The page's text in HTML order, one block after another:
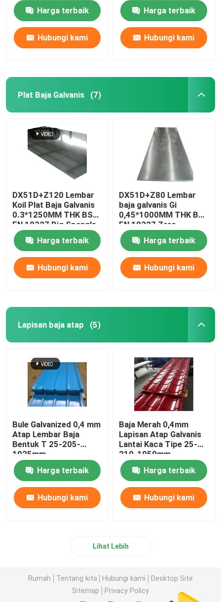
Harga terbaik
Hubungi kami
Harga terbaik
Hubungi kami
Plat Baja Galvanis (7)
DX51D+Z120 Lembar
Koil Plat Baja Galvanis
0.3*1250MM THK BS
EN 10327 Big Spangle
Harga terbaik
Hubungi kami
DX51D+Z80 Lembar
baja galvanis Gi
0,45*1000MM THK BS
EN 10327 Zero
Spangle
Harga terbaik
Hubungi kami
Lapisan baja atap (5)
Bule Galvanized 0,4 mm
Atap Lembar Baja
Bentuk T 25-205-
1025mm
Harga terbaik
Hubungi kami
Baja Merah 0,4mm
Lapisan Atap Galvanis
Lantai Kaca Tipe 25-
210-1050mm
Harga terbaik
Hubungi kami
Lihat Lebih
Rumah Tentang kita Hubungi kami
Desktop Site
Sitemap
Privacy Policy